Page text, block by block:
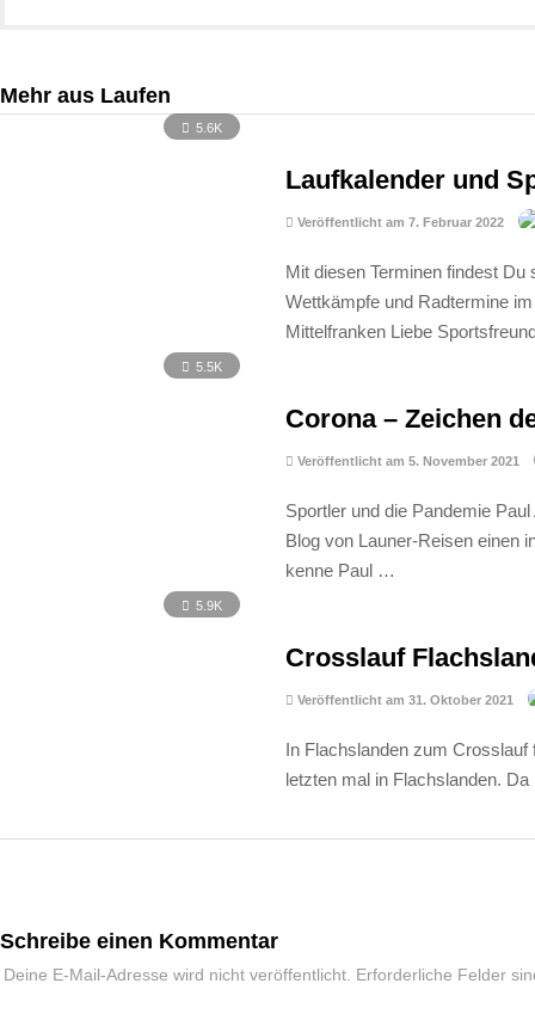
Mehr aus Laufen
5.6K
Laufkalender und
Veröffentlicht am 7. Februar 2022
Mit diesen Terminen findest
Wettkämpfe und Radtermine
Mittelfranken Liebe
5.5K
Corona – Zeichen
Veröffentlicht am 5. November 2021
Sportler und die Pandemie
Blog von Launer-Reisen einen
kenne Paul …
5.9K
Crosslauf
Veröffentlicht am 31. Oktober 2021
In Flachslanden zum
letzten mal in Flachslanden.
Schreibe einen Kommentar
Deine E-Mail-Adresse wird nicht veröffentlicht. Erforderliche Felder